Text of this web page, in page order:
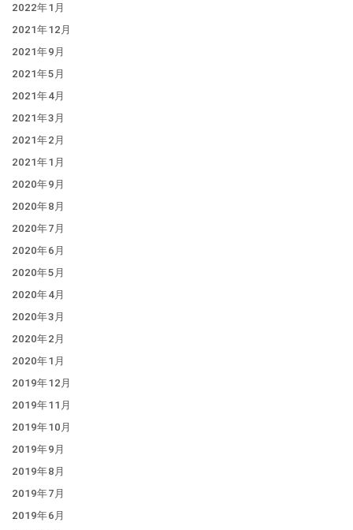
2022年1月
2021年12月
2021年9月
2021年5月
2021年4月
2021年3月
2021年2月
2021年1月
2020年9月
2020年8月
2020年7月
2020年6月
2020年5月
2020年4月
2020年3月
2020年2月
2020年1月
2019年12月
2019年11月
2019年10月
2019年9月
2019年8月
2019年7月
2019年6月